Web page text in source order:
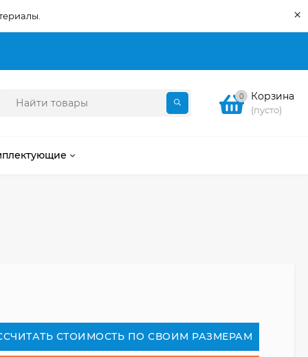
×
0 Корзина
(пусто)
СТОИМОСТЬ ПО СВОИМ РАЗМЕРАМ